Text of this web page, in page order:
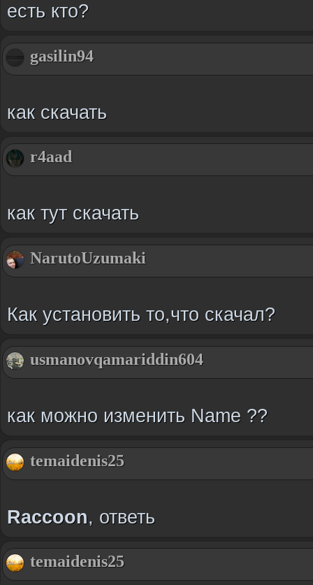
есть кто?
gasilin94
как скачать
r4aad
как тут скачать
NarutoUzumaki
Как установить то,что скачал?
usmanovqamariddin604
как можно изменить Name ??
temaidenis25
Raccoon, ответь
temaidenis25